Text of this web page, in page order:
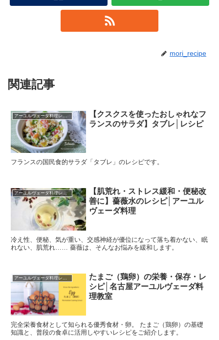
mori_recipe
関連記事
【クスクスを使ったおしゃれなフ
ランスのサラダ】タブレ│レシピ
フランスの国民食的サラダ「タブレ」のレシピです。
アーユルヴェーダ料理レシピ
【肌荒れ・ストレス緩和・便秘改
善に】薔薇水のレシピ│アーユル
ヴェーダ料理
冷え性、便秘、気が重い、交感神経が優位になって落ち着かない、眠
れない、肌荒れ…… 薔薇は、そんなお悩みを緩和します。
アーユルヴェーダ料理レシピ
たまご（鶏卵）の栄養・保存・レ
シピ│名古屋アーユルヴェーダ料
理教室
完全栄養食材として知られる優秀食材・卵。 たまご（鶏卵）の基礎
知識と、普段の食卓に活用しやすいレシピをご紹介します。